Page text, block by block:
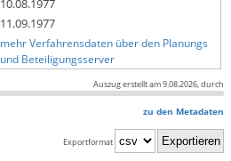
10.08.1977
11.09.1977
mehr Verfahrensdaten über den Planungs
und Beteiligungsserver
Auszug erstellt am 9.08.2026, durch
zu den Metadaten
Exportformat